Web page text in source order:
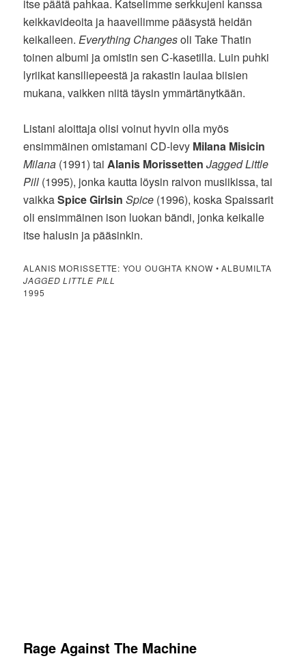
itse päätä pahkaa. Katselimme serkkujeni kanssa
keikkavideoita ja haaveilimme pääsystä heidän
keikalleen. Everything Changesoli Take Thatin
toinen albumi ja omistin sen C-kasetilla. Luin puhki
lyriikat kansiliepeestä ja rakastin laulaa biisien
mukana, vaikken niitä täysin ymmärtänytkään.
Listani aloittaja olisi voinut hyvin olla myös
ensimmäinen omistamani CD-levy Milana Misicin
Milana (1991) tai Alanis Morissetten Jagged Little
Pill (1995), jonka kautta löysin raivon musiikissa, tai
vaikkaSpice Girlsin Spice (1996), koska Spaissarit
oli ensimmäinen ison luokan bändi, jonka keikalle
itse halusin ja pääsinkin.
ALANIS MORISSETTE: YOU OUGHTA KNOW • ALBUMILTA
JAGGED LITTLE PILL
1995
Rage Against The Machine